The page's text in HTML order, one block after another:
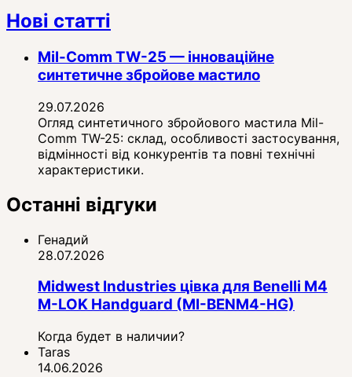
Нові статті
Mil-Comm TW-25 — інноваційне
синтетичне збройове мастило
29.07.2026
Огляд синтетичного збройового мастила Mil-
Comm TW-25: склад, особливості застосування,
відмінності від конкурентів та повні технічні
характеристики.
Останні відгуки
Генадий
28.07.2026
Midwest Industries цівка для Benelli M4
M-LOK Handguard (MI-BENM4-HG)
Когда будет в наличии?
Taras
14.06.2026